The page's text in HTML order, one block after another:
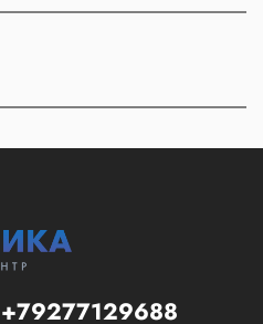
+79277129688